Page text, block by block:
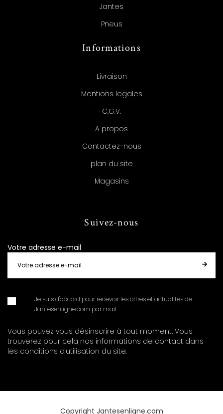
Jantes
Pneus
Informations
Livraison
Mentions legales
C.G.V.
A propos
Contactez-nous
plan du site
Magasins
Suivez-nous
Votre adresse e-mail
Je suis d'accord pour recevoir les offres et actualités de
Jantesenligne.com par mail
Vous pouvez vous désinscrire à tout moment. Vous
trouverez pour cela nos informations de contact dans
les conditions d'utilisation du site.
Copyright Jantesenligne.com